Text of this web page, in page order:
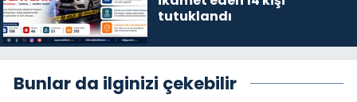
tutuklandı
Bunlar da ilginizi çekebilir